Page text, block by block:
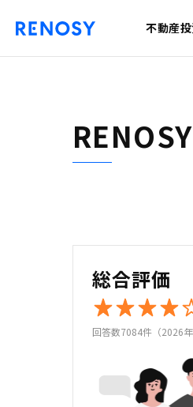
不動産
RENOSY
総合評価
回答数7084件（2026年